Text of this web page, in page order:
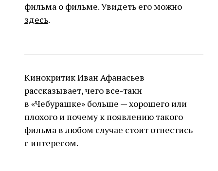
фильма о фильме. Увидеть его можно
здесь.
Кинокритик Иван Афанасьев
рассказывает, чего все-таки
в «Чебурашке» больше — хорошего или
плохого и почему к появлению такого
фильма в любом случае стоит отнестись
с интересом.